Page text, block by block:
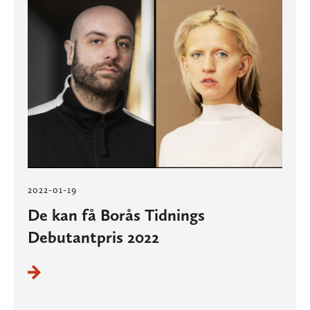
2022-01-19
De kan få Borås Tidnings
Debutantpris 2022